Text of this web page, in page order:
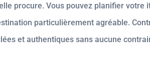
procure. Vous pouvez planifier
particulièrement agréable.
et authentiques sans aucune